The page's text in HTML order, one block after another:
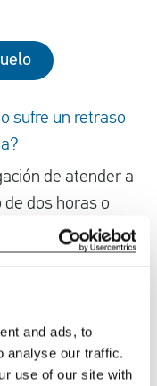
and ads, to
analyse our traffic.
use of our site with
sufre un retraso
de atender a
dos horas o
aérea debe
necesario, un hotel
de estos
mismo.
de estos